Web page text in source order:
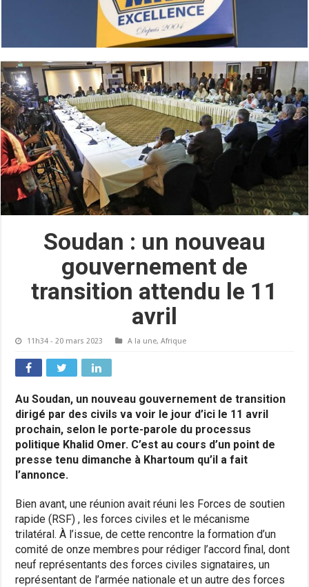
Soudan : un nouveau
gouvernement de
transition attendu le 11
avril
11h34 - 20 mars 2023 A la une,Afrique
Au Soudan, un nouveau gouvernement de transition
dirigé par des civils va voir le jour d’ici le 11 avril
prochain, selon le porte-parole du processus
politique Khalid Omer. C’est au cours d’un point de
presse tenu dimanche à Khartoum qu’il a fait
l’annonce.
Bien avant, une réunion avait réuni les Forces de soutien
rapide (RSF) , les forces civiles et le mécanisme
trilatéral. À l’issue, de cette rencontre la formation d’un
comité de onze membres pour rédiger l’accord final, dont
neuf représentants des forces civiles signataires, un
représentant de l’armée nationale et un autre des forces